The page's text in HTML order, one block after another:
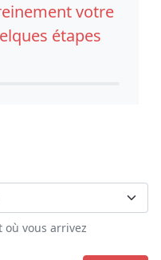
votre
étapes
où vous arrivez